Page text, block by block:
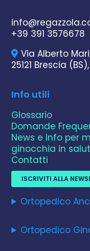
+39 391 3576678
Via Alberto
25121 Brescia
Info utili
Glossario
Domande
News e Info per
ginocchia in
Contatti
ISCRIVITI ALLA
Ortopedico
Ortopedico